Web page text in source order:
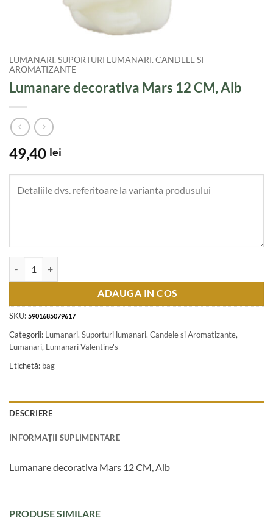
LUMANARI. SUPORTURI LUMANARI. CANDELE SI
AROMATIZANTE
Lumanare decorativa Mars 12 CM, Alb
49,40 lei
ADAUGA IN COS
SKU: 5901685079617
Categorii: Lumanari. Suporturi lumanari. Candele si Aromatizante,
Lumanari, Lumanari Valentine's
Etichetă: bag
DESCRIERE
INFORMAȚII SUPLIMENTARE
Lumanare decorativa Mars 12 CM, Alb
PRODUSE SIMILARE